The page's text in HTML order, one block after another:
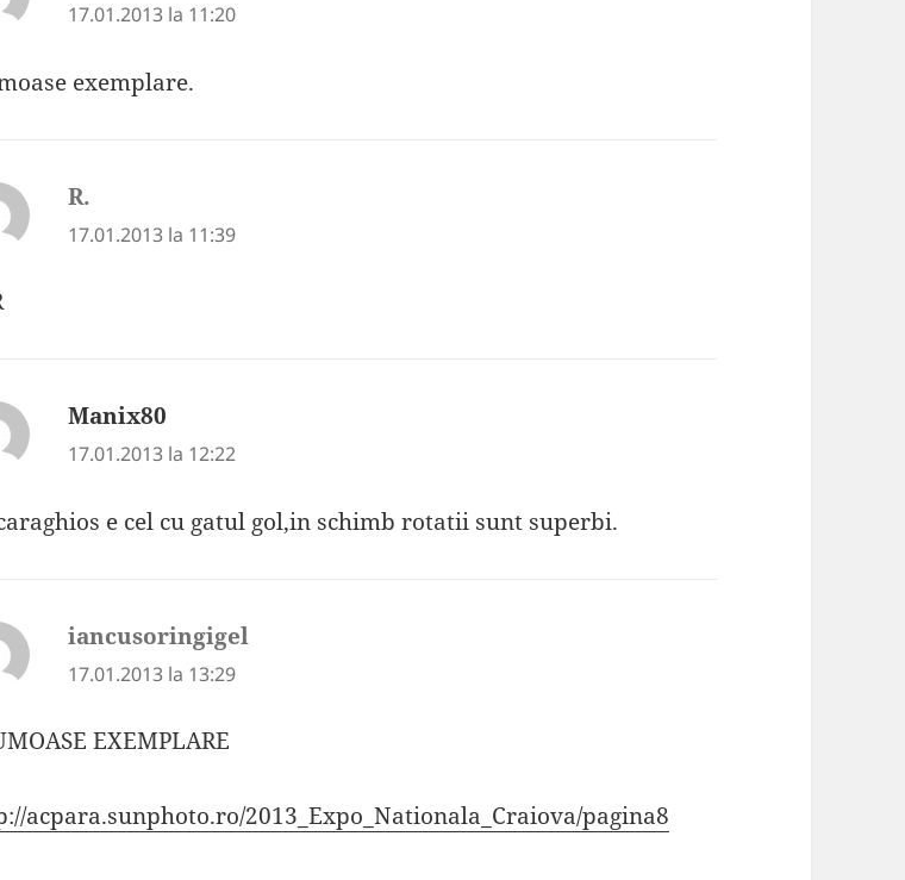
17.01.2013 la 11:20
exemplare.
R.
17.01.2013 la 11:39
Manix80
17.01.2013 la 12:22
e cel cu gatul gol,in schimb rotatii sunt superbi.
iancusoringigel
17.01.2013 la 13:29
EXEMPLARE
acpara.sunphoto.ro/2013_Expo_Nationala_Craiova/pagina8